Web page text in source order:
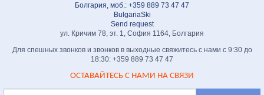
Болгария, моб.: +359 889 73 47 47
BulgariaSki
Send request
ул. Кричим 78, эт. 1, София 1164, Болгария
Для спешных звонков и звонков в выходные свяжитесь с нами с 9:30 до
18:30: +359 889 73 47 47
ОСТАВАЙТЕСЬ С НАМИ НА СВЯЗИ